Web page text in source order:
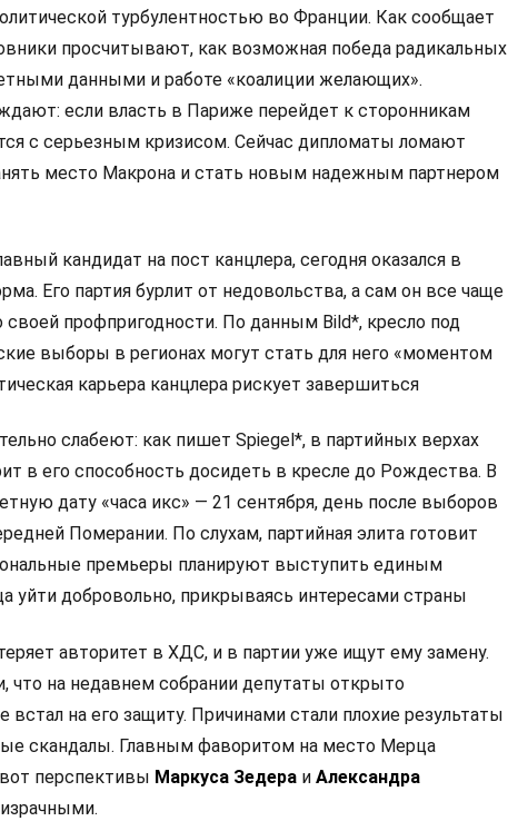
турбулентностью во Франции. Как сообщает
просчитывают, как возможная победа радикальных
данными и работе «коалиции желающих».
если власть в Париже перейдет к сторонникам
с серьезным кризисом. Сейчас дипломаты ломают
место Макрона и стать новым надежным партнером
кандидат на пост канцлера, сегодня оказался в
Его партия бурлит от недовольства, а сам он все чаще
профпригодности. По данным Bild*, кресло под
выборы в регионах могут стать для него «моментом
карьера канцлера рискует завершиться
слабеют: как пишет Spiegel*, в партийных верхах
в его способность досидеть в кресле до Рождества. В
дату «часа икс» — 21 сентября, день после выборов
Померании. По слухам, партийная элита готовит
премьеры планируют выступить единым
уйти добровольно, прикрываясь интересами страны
авторитет в ХДС, и в партии уже ищут ему замену.
что на недавнем собрании депутаты открыто
встал на его защиту. Причинами стали плохие результаты
скандалы. Главным фаворитом на место Мерца
перспективы Маркуса Зедера и Александра